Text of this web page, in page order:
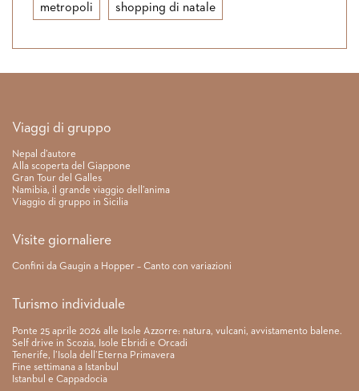
metropoli shopping di natale
Link rapidi
Viaggi di gruppo
Nepal d’autore
Alla scoperta del Giappone
Gran Tour del Galles
Namibia, il grande viaggio dell’anima
Viaggio di gruppo in Sicilia
Visite giornaliere
Confini da Gaugin a Hopper – Canto con variazioni
Turismo individuale
Ponte 25 aprile 2026 alle Isole Azzorre: natura, vulcani, avvistamento balene.
Self drive in Scozia, Isole Ebridi e Orcadi
Tenerife, l’Isola dell’Eterna Primavera
Fine settimana a Istanbul
Istanbul e Cappadocia